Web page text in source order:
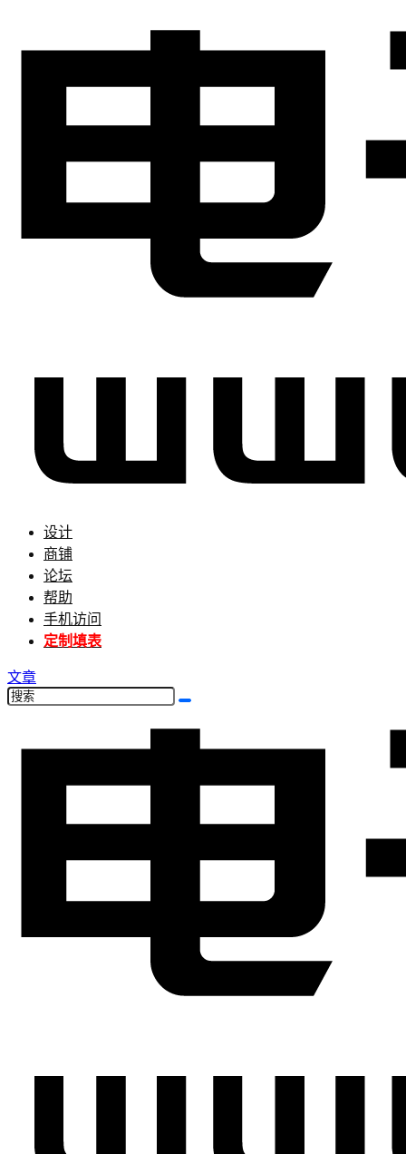
设计
商铺
论坛
帮助
手机访问
定制填表
文章